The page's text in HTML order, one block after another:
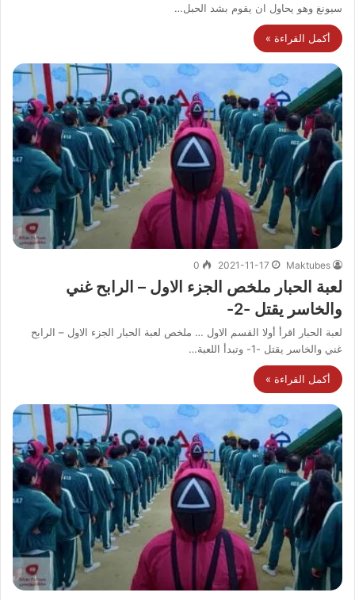
سيونغ وهو يحاول ان يقوم بشد الحبل…
أكمل القراءة »
Maktubes
2021-11-17
0
لعبة الحبار ملخص الجزء الاول – الرابح غني
والخاسر يقتل -2-
لعبة الحبار اقرأ أولا القسم الاول … ملخص لعبة الحبار الجزء الاول – الرابح
غني والخاسر يقتل -1- وتبدأ اللعبة…
أكمل القراءة »